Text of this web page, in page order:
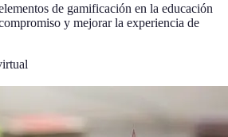
de gamificación en la educación
y mejorar la experiencia de